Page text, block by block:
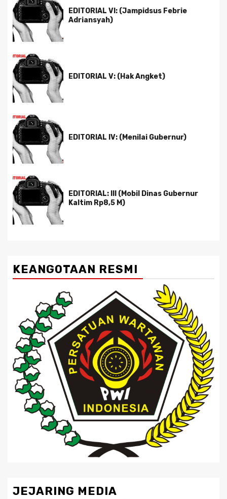
EDITORIAL VI: (Jampidsus Febrie
Adriansyah)
EDITORIAL V: (Hak Angket)
EDITORIAL IV: (Menilai Gubernur)
EDITORIAL: III (Mobil Dinas Gubernur
Kaltim Rp8,5 M)
KEANGOTAAN RESMI
JEJARING MEDIA